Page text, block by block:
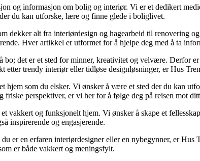
og informasjon om bolig og interiør. Vi er et dedikert
du kan utforske, lære og finne glede i boliglivet.
dekker alt fra interiørdesign og hagearbeid til renovering
Hver artikkel er utformet for å hjelpe deg med å ta
bo; det er et sted for minner, kreativitet og velvære. Derfor
etter trendy interiør eller tidløse designløsninger, er Hus
hjem som du elsker. Vi ønsker å være et sted der du kan
friske perspektiver, er vi her for å følge deg på reisen mot
vakkert og funksjonelt hjem. Vi ønsker å skape et
inspirerende og engasjerende.
er en erfaren interiørdesigner eller en nybegynner, er
er både vakkert og meningsfylt.